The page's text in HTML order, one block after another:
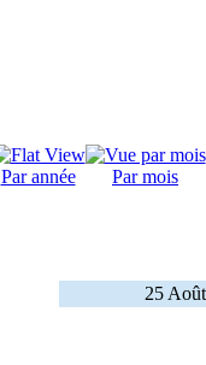
Par année Par mois
25